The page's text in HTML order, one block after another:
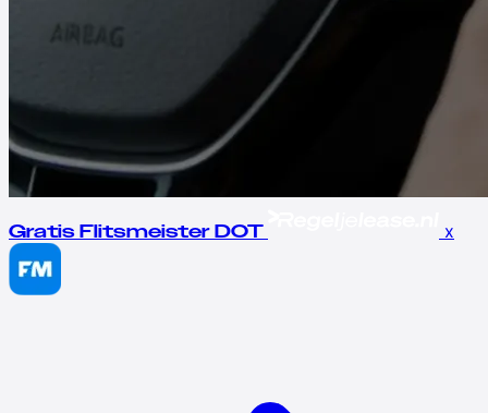
Gratis Flitsmeister DOT x